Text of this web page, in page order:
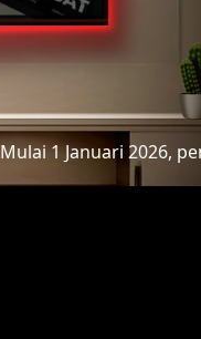
Mulai 1 Januari 2026,